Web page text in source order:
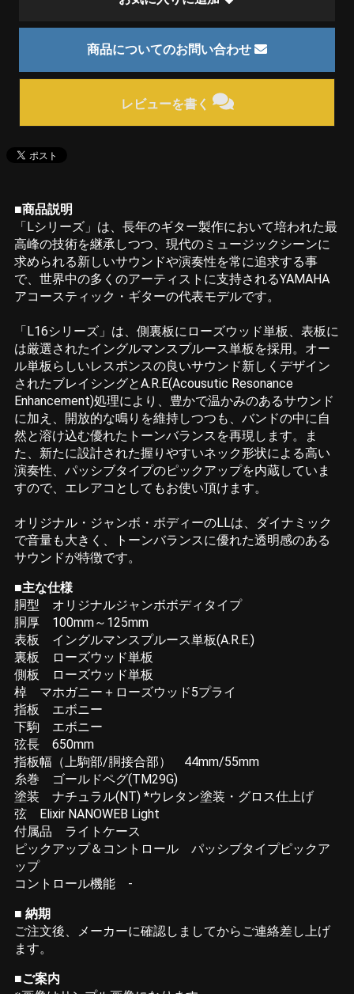
商品についてのお問い合わせ
レビューを書く
■商品説明
「Lシリーズ」は、長年のギター製作において培われた最
高峰の技術を継承しつつ、現代のミュージックシーンに
求められる新しいサウンドや演奏性を常に追求する事
で、世界中の多くのアーティストに支持されるYAMAHA
アコースティック・ギターの代表モデルです。
「L16シリーズ」は、側裏板にローズウッド単板、表板に
は厳選されたイングルマンスプルース単板を採用。オー
ル単板らしいレスポンスの良いサウンド新しくデザイン
されたブレイシングとA.R.E(Acousutic Resonance
Enhancement)処理により、豊かで温かみのあるサウンド
に加え、開放的な鳴りを維持しつつも、バンドの中に自
然と溶け込む優れたトーンバランスを再現します。ま
た、新たに設計された握りやすいネック形状による高い
演奏性、パッシブタイプのピックアップを内蔵していま
すので、エレアコとしてもお使い頂けます。
オリジナル・ジャンボ・ボディーのLLは、ダイナミック
で音量も大きく、トーンバランスに優れた透明感のある
サウンドが特徴です。
■主な仕様
胴型 オリジナルジャンボボディタイプ
胴厚 100mm～125mm
表板 イングルマンスプルース単板(A.R.E.)
裏板 ローズウッド単板
側板 ローズウッド単板
棹 マホガニー＋ローズウッド5プライ
指板 エボニー
下駒 エボニー
弦長 650mm
指板幅（上駒部/胴接合部） 44mm/55mm
糸巻 ゴールドペグ(TM29G)
塗装 ナチュラル(NT) *ウレタン塗装・グロス仕上げ
弦 Elixir NANOWEB Light
付属品 ライトケース
ピックアップ＆コントロール パッシブタイプピックア
ップ
コントロール機能 -
■ 納期
ご注文後、メーカーに確認しましてからご連絡差し上げ
ます。
■ご案内